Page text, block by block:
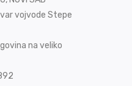
vojvode Stepe
na veliko